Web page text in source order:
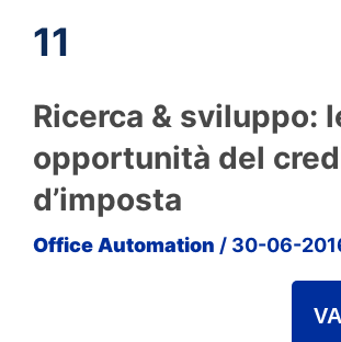
11
Ricerca & sviluppo:
opportunità del
d’imposta
Office Automation / 30-06-